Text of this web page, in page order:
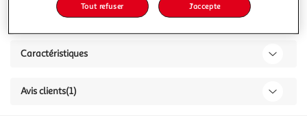
Description
Caractéristiques
Avis clients(1)
Tout refuser J'accepte